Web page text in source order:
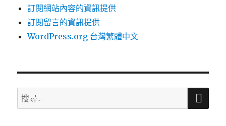
訂閱網站內容的資訊提供
訂閱留言的資訊提供
WordPress.org 台灣繁體中文
搜
尋
搜